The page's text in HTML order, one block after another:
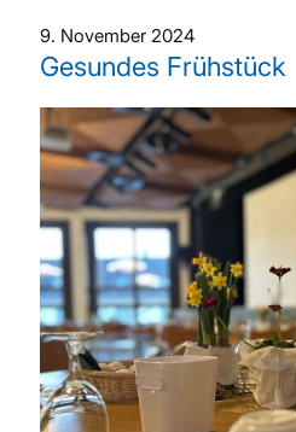
9. November 2024
Gesundes Frühstück